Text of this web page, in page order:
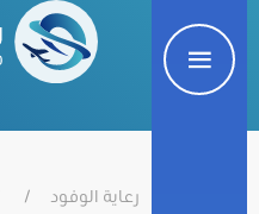
رعاية الوفود